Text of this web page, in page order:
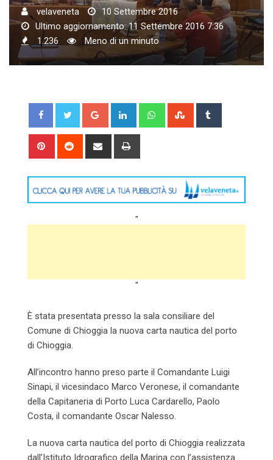
velaveneta
10 Settembre 2016
Ultimo aggiornamento: 11 Settembre 2016 7:36
1.236
Meno di un minuto
Google+ LinkedIn WhatsappStumbleUpon
Pinterest Reddit
Share
"
"
È stata presentata presso la sala consiliare del
Comune di Chioggia la nuova carta nautica del porto
di Chioggia.
All’incontro hanno preso parte il Comandante Luigi
Sinapi, il vicesindaco Marco Veronese, il comandante
della Capitaneria di Porto Luca Cardarello, Paolo
Costa, il comandante Oscar Nalesso.
La nuova carta nautica del porto di Chioggia realizzata
dall’Istituto Idrografico della Marina con l’assistenza